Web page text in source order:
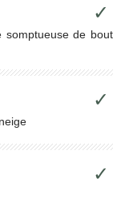
✓
somptueuse de bout
✓
✓